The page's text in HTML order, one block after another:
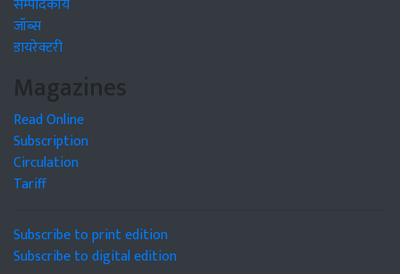
जॉब्स
डायरेक्टरी
Magazines
Read Online
Subscription
Circulation
Tariff
Subscribe to print edition
Subscribe to digital edition